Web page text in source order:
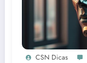
CSN Dicas